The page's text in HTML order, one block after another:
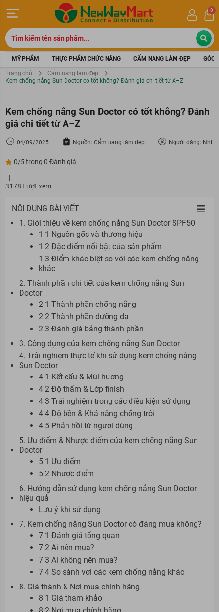
0
MỸ PHẨM THỰC PHẨM CHỨC NĂNG CẨM NANG LÀM ĐẸP GÓC
Trang chủ
Cẩm nang làm đẹp
Kem chống nắng Sun Doctor có tốt không? Đánh giá chi tiết từ A–Z
Kem chống nắng Sun Doctor có tốt không? Đánh
giá chi tiết từ A–Z
04/09/2025 Nguồn: Cẩm nang làm đẹp Người đăng: Nhi
0/5 trong 0 Đánh giá
|
3178 Lượt xem
NỘI DUNG BÀI VIẾT
1. Giới thiệu về kem chống nắng Sun Doctor SPF50
1.1 Nguồn gốc và thương hiệu
1.2 Đặc điểm nổi bật của sản phẩm
1.3 Điểm khác biệt so với các kem chống nắng
khác
2. Thành phần chi tiết của kem chống nắng Sun
Doctor
2.1 Thành phần chống nắng
2.2 Thành phần dưỡng da
2.3 Đánh giá bảng thành phần
3. Công dụng của kem chống nắng Sun Doctor
4. Trải nghiệm thực tế khi sử dụng kem chống nắng
Sun Doctor
4.1 Kết cấu & Mùi hương
4.2 Độ thấm & Lớp finish
4.3 Trải nghiệm trong các điều kiện sử dụng
4.4 Độ bền & Khả năng chống trôi
4.5 Phản hồi từ người dùng
5. Ưu điểm & Nhược điểm của kem chống nắng Sun
Doctor
5.1 Ưu điểm
5.2 Nhược điểm
6. Hướng dẫn sử dụng kem chống nắng Sun Doctor
hiệu quả
Lưu ý khi sử dụng
7. Kem chống nắng Sun Doctor có đáng mua không?
7.1 Đánh giá tổng quan
7.2 Ai nên mua?
7.3 Ai không nên mua?
7.4 So sánh với các kem chống nắng khác
8. Giá thành & Nơi mua chính hãng
8.1 Giá tham khảo